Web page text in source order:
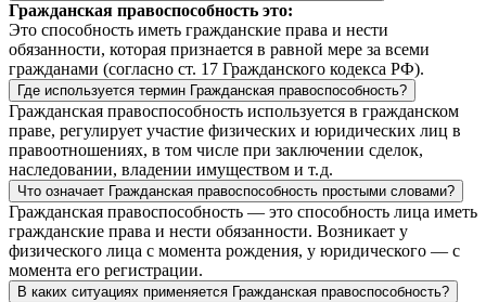
Гражданская правоспособность это:
Это способность иметь гражданские права и нести
обязанности, которая признается в равной мере за всеми
гражданами (согласно ст. 17 Гражданского кодекса РФ).
Где используется термин Гражданская правоспособность?
Гражданская правоспособность используется в гражданском
праве, регулирует участие физических и юридических лиц в
правоотношениях, в том числе при заключении сделок,
наследовании, владении имуществом и т. д.
Что означает Гражданская правоспособность простыми словами?
Гражданская правоспособность — это способность лица иметь
гражданские права и нести обязанности. Возникает у
физического лица с момента рождения, у юридического — с
момента его регистрации.
В каких ситуациях применяется Гражданская правоспособность?